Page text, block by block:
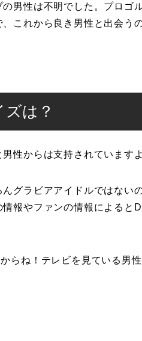
男性は不明でした。プロゴ
これから良き男性と出会う
は？
性からは支持されています
グラビアアイドルではない
報やファンの情報によると
らね！テレビを見ている男